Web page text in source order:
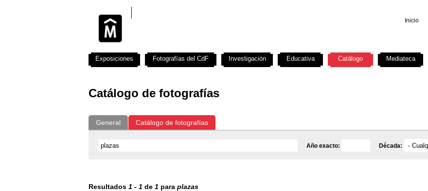
Inicio
Catálogo de fotografías
General Catálogo de fotografías
Año exacto: Década:
Resultados 1 - 1 de 1 para plazas
Exposiciones Fotografías del CdF Investigación Educativa Catálogo Mediateca